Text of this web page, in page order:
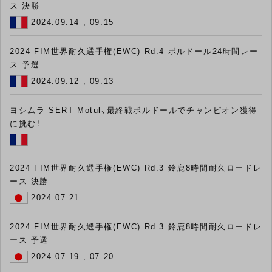
ス 決勝
2024.09.14 , 09.15
2024 FIM世界耐久選手権(EWC) Rd.4 ボルドール24時間レー
ス 予選
2024.09.12 , 09.13
ヨシムラ SERT Motul、最終戦ボルドールでチャンピオン獲得
に挑む！
2024 FIM世界耐久選手権(EWC) Rd.3 鈴鹿8時間耐久ロードレ
ース 決勝
2024.07.21
2024 FIM世界耐久選手権(EWC) Rd.3 鈴鹿8時間耐久ロードレ
ース 予選
2024.07.19 , 07.20